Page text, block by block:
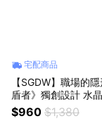
宅配商品
【SGDW】職場的
盾者》獨創設計 水
$960 $1,380